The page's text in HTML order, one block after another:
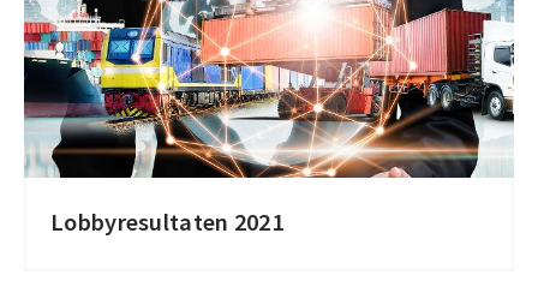
Lobbyresultaten 2021